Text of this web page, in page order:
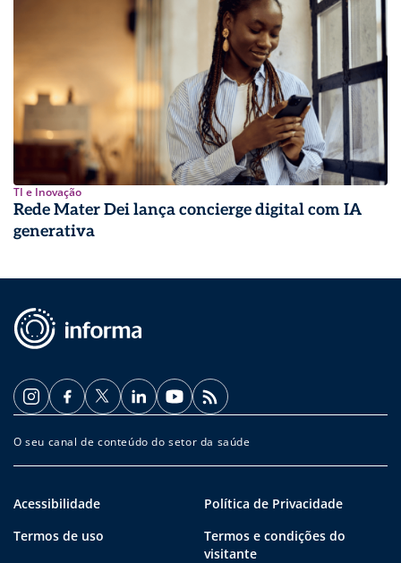
TI e Inovação
Rede Mater Dei lança concierge digital com IA
generativa
O seu canal de conteúdo do setor da saúde
Acessibilidade
Política de Privacidade
Termos de uso
Termos e condições do
visitante